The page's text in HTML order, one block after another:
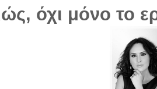
όχι μόνο το